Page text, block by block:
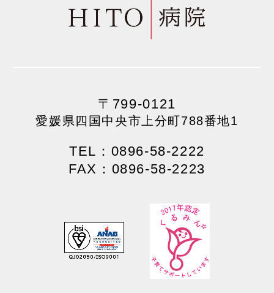
〒799-0121
愛媛県四国中央市上分町788番地1
TEL：0896-58-2222
FAX：0896-58-2223